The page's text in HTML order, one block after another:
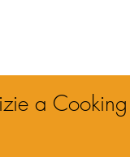
a Cooking